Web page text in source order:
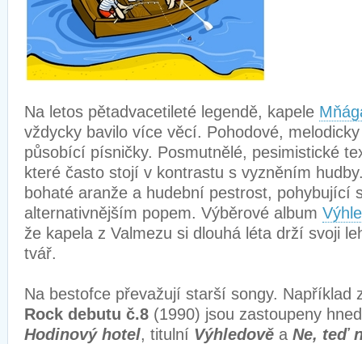
Na letos pětadvacetileté legendě, kapele
vždycky bavilo více věcí. Pohodové,
působící písničky. Posmutnělé, pesimistické
které často stojí v kontrastu s vyzněním
bohaté aranže a hudební pestrost, pohybující
alternativnějším popem. Výběrové album
že kapela z Valmezu si dlouhá léta drží svoji
tvář.
Na bestofce převažují starší songy. Například
Rock debutu č.8 (1990) jsou zastoupeny
Hodinový hotel, titulní Výhledově a Ne, teď